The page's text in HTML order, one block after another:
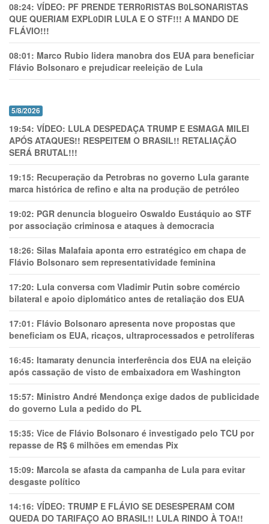
08:24: VÍDEO: PF PRENDE TERR0RlSTAS B0LSONARlSTAS
QUE QUERIAM EXPL0DlR LULA E O STF!!! A MANDO DE
FLÁVIO!!!
08:01: Marco Rubio lidera manobra dos EUA para beneficiar
Flávio Bolsonaro e prejudicar reeleição de Lula
5/8/2026
19:54: VÍDEO: LULA DESPEDAÇA TRUMP E ESMAGA MILEI
APÓS ATAQUES!! RESPEITEM O BRASIL!! RETALIAÇÃO
SERÁ BRUTAL!!!
19:15: Recuperação da Petrobras no governo Lula garante
marca histórica de refino e alta na produção de petróleo
19:02: PGR denuncia blogueiro Oswaldo Eustáquio ao STF
por associação criminosa e ataques à democracia
18:26: Silas Malafaia aponta erro estratégico em chapa de
Flávio Bolsonaro sem representatividade feminina
17:20: Lula conversa com Vladimir Putin sobre comércio
bilateral e apoio diplomático antes de retaliação dos EUA
17:01: Flávio Bolsonaro apresenta nove propostas que
beneficiam os EUA, ricaços, ultraprocessados e petrolíferas
16:45: Itamaraty denuncia interferência dos EUA na eleição
após cassação de visto de embaixadora em Washington
15:57: Ministro André Mendonça exige dados de publicidade
do governo Lula a pedido do PL
15:35: Vice de Flávio Bolsonaro é investigado pelo TCU por
repasse de R$ 6 milhões em emendas Pix
15:09: Marcola se afasta da campanha de Lula para evitar
desgaste político
14:16: VÍDEO: TRUMP E FLÁVIO SE DESESPERAM COM
QUEDA DO TARIFAÇO AO BRASIL!! LULA RINDO À TOA!!